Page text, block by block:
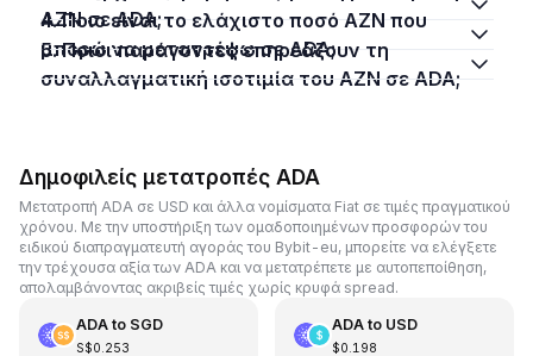
AZN σε ADA;
4. Ποιο είναι το ελάχιστο ποσό AZN που
μπορώ να μετατρέψω σε ADA;
5. Ποιοι παράγοντες επηρεάζουν τη
συναλλαγματική ισοτιμία του AZN σε ADA;
Δημοφιλείς μετατροπές ADA
Μετατροπή ADA σε USD και άλλα νομίσματα Fiat σε τιμές πραγματικού
χρόνου. Με την υποστήριξη των ομαδοποιημένων προσφορών του
ειδικού διαπραγματευτή αγοράς του Bybit-eu, μπορείτε να ελέγξετε
την τρέχουσα αξία των ADA και να μετατρέπετε με αυτοπεποίθηση,
απολαμβάνοντας ακριβείς τιμές χωρίς κρυφά spread.
ADAto SGD
S$0.253
ADAto USD
$0.198